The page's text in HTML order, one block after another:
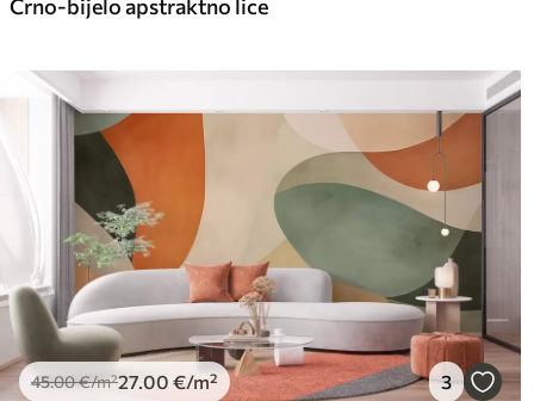
Crno-bijelo apstraktno lice
45.00€/m²27.00 €/m² 3